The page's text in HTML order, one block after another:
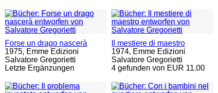
Forse un drago nascerà
1975, Emme Edizioni
Salvatore Gregorietti
Letzte Ergänzungen
Il mestiere di maestro
1974, Emme Edizioni
Salvatore Gregorietti
4 gefunden von EUR 11.00